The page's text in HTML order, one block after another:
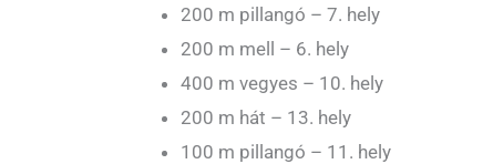
200 m pillangó – 7. hely
200 m mell – 6. hely
400 m vegyes – 10. hely
200 m hát – 13. hely
100 m pillangó – 11. hely